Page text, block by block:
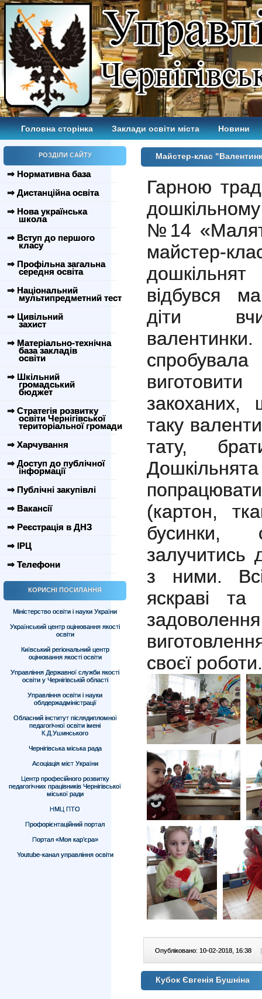
Головна сторінка Заклади освіти міста Новини
РОЗДІЛИ САЙТУ
⇒ Нормативна база
⇒ Дистанційна освіта
⇒ Нова українська
школа
⇒ Вступ до першого
класу
⇒ Профільна загальна
середня освіта
⇒ Національний
мультипредметний тест
⇒ Цивільний
захист
⇒ Матеріально-технічна
база закладів
освіти
⇒ Шкільний
громадський
бюджет
⇒ Стратегія розвитку
освіти Чернігівської
територіальної громади
⇒ Харчування
⇒ Доступ до публічної
інформації
⇒ Публічні закупівлі
⇒ Вакансії
⇒ Реєстрація в ДНЗ
⇒ ІРЦ
⇒ Телефони
КОРИСНІ ПОСИЛАННЯ
Міністерство освіти і науки України
Український центр оцінювання якості
освіти
Київський регіональний центр
оцінювання якості освіти
Управління Державної служби якості
освіти у Чернігівській області
Управління освіти і науки
облдержадміністрації
Обласний інститут післядипломної
педагогічної освіти імені
К.Д.Ушинського
Чернігівська міська рада
Асоціація міст України
Центр професійного розвитку
педагогічних працівників Чернігівської
міської ради
НМЦ ПТО
Профорієнтаційний портал
Портал «Моя кар’єра»
Youtube-канал управління освіти
Майстер-клас
Гарною
№14
майстер-
відбувся
діти
закоханих,
таку
тату,
(картон,
залучитись
з ними.
яскраві та
своєї
Опубліковано: 10-02-2018, 16:38 |
Кубок Євгенія Бушніна